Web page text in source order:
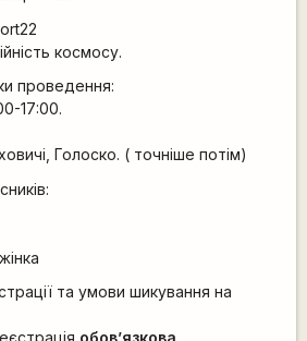
космосу.
проведення:
17:00.
Голоско. ( точніше потім)
та умови шикування на